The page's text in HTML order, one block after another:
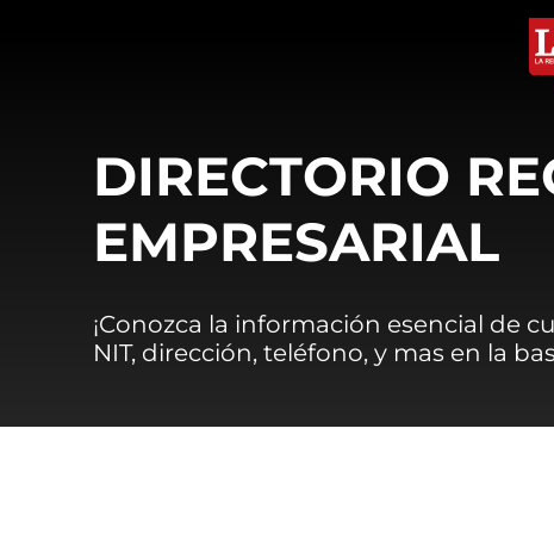
DIRECTORIO
EMPRESARIAL
¡Conozca la información esencial de
NIT, dirección, teléfono, y mas en la